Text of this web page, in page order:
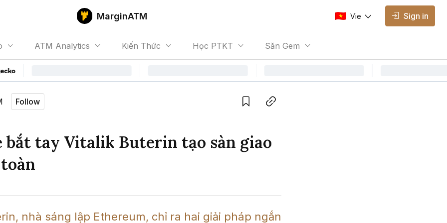
MarginATM
ATM Analytics Kiến Thức Học PTKT Săn Gem
Vie
Vietnamese
Sign in
Follow
bắt tay Vitalik Buterin tạo sàn giao
nhà sáng lập Ethereum, chỉ ra hai giải pháp ngắn